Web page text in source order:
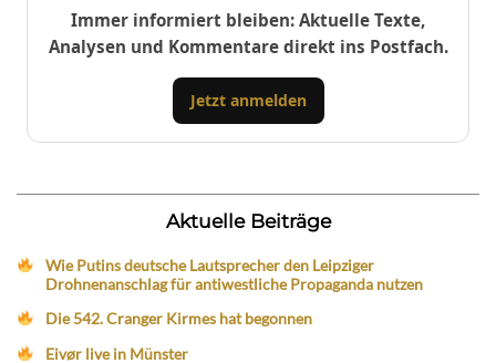
Immer informiert bleiben: Aktuelle Texte,
Analysen und Kommentare direkt ins Postfach.
Jetzt anmelden
Aktuelle Beiträge
Wie Putins deutsche Lautsprecher den Leipziger
Drohnenanschlag für antiwestliche Propaganda nutzen
Die 542. Cranger Kirmes hat begonnen
Eivør live in Münster